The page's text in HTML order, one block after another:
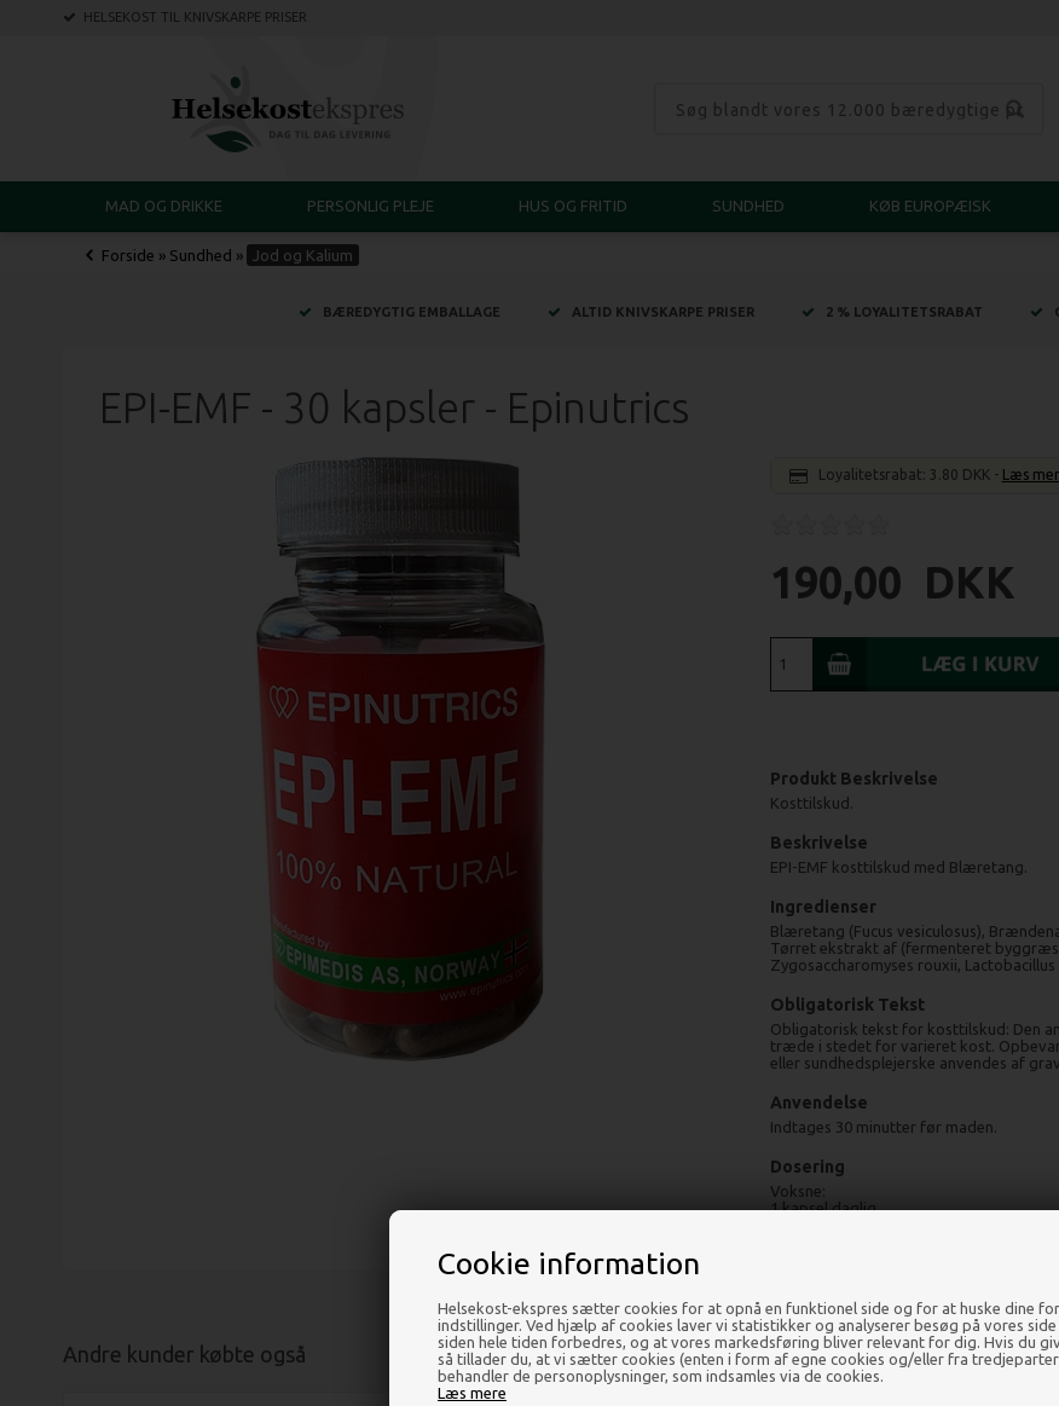
Cookie information
Helsekost-ekspres sætter cookies for at opnå en funktionel side og for at huske dine
indstillinger. Ved hjælp af cookies laver vi statistikker og analyserer besøg på vores side
siden hele tiden forbedres, og at vores markedsføring bliver relevant for dig. Hvis du
så tillader du, at vi sætter cookies (enten i form af egne cookies og/eller fra
behandler de personoplysninger, som indsamles via de cookies.
Læs mere
HELSEKOST TIL KNIVSKARPE PRISER
MAD OG DRIKKE PERSONLIG PLEJE HUS OG FRITID SUNDHED KØB EUROPÆISK
Forside » Sundhed » Jod og Kalium
BÆREDYGTIG EMBALLAGE ALTID KNIVSKARPE PRISER 2 % LOYALITETSRABAT
EPI-EMF - 30 kapsler - Epinutrics
Loyalitetsrabat: 3.80 DKK - Læs
190,00 DKK
Produkt Beskrivelse
Kosttilskud.
Beskrivelse
EPI-EMF kosttilskud med Blæretang.
Ingredienser
Blæretang (Fucus vesiculosus),
Tørret ekstrakt af (fermenteret
Zygosaccharomyses rouxii, Lactobacillus
Obligatorisk Tekst
Obligatorisk tekst for kosttilskud: Den
træde i stedet for varieret kost.
eller sundhedsplejerske anvendes af
Anvendelse
Indtages 30 minutter før maden.
Dosering
Voksne:
1 kapsel daglig.
Andre kunder købte også